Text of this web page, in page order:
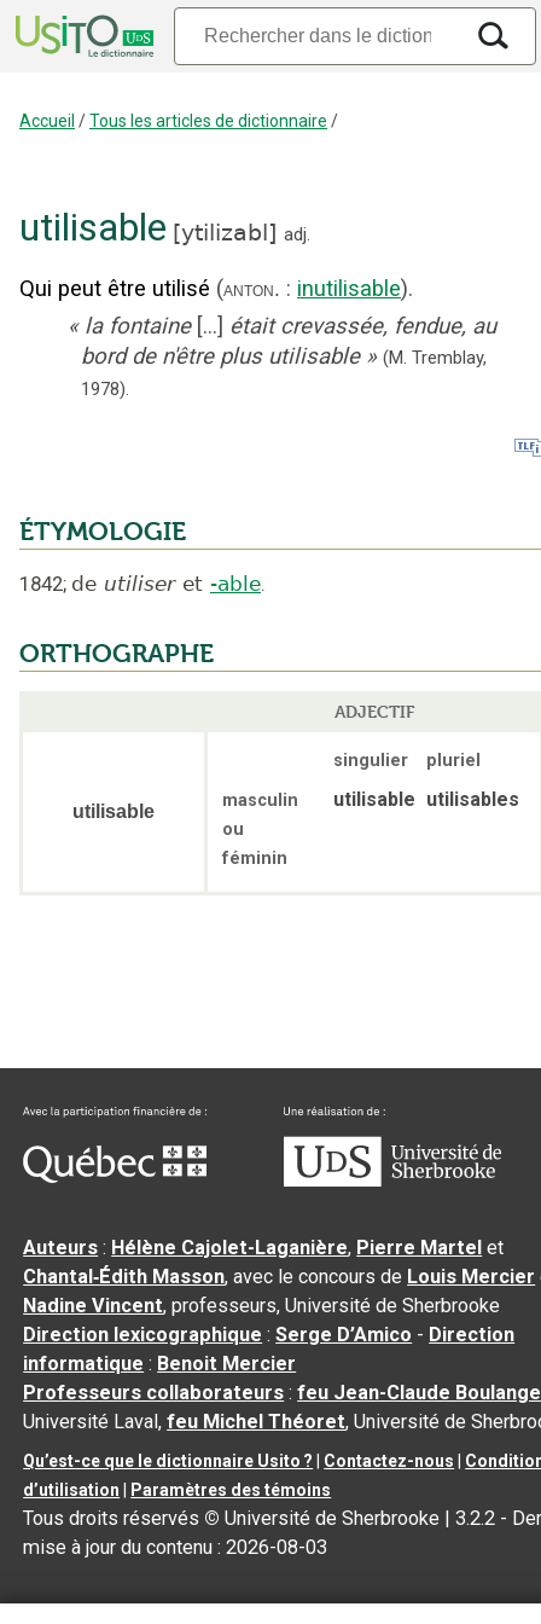
Accueil /Tous les articles de dictionnaire /
utilisable [ytilizabl ] adj.
Qui peut être utilisé (anton. : inutilisable).
« la fontaine [...] était crevassée, fendue, au
bord de n'être plus utilisable » (M. Tremblay,
1978).
ÉTYMOLOGIE
1842; de utiliser et -able.
ORTHOGRAPHE
ADJECTIF
utilisable
singulier
pluriel
masculin
ou
féminin
utilisable utilisables
Auteurs : Hélène Cajolet-Laganière, Pierre Martel et
Chantal‑Édith Masson, avec le concours de Louis Mercier
Nadine Vincent, professeurs, Université de Sherbrooke
Direction lexicographique :Serge D’Amico - Direction
informatique : Benoit Mercier
Professeurs collaborateurs :feu Jean-Claude
Université Laval,feu Michel Théoret, Université de
Qu’est-ce que le dictionnaire Usito ? | Contactez-nous |
d’utilisation | Paramètres des témoins
Tous droits réservés © Université de Sherbrooke |3.2.2 -
mise à jour du contenu :2026-08-03